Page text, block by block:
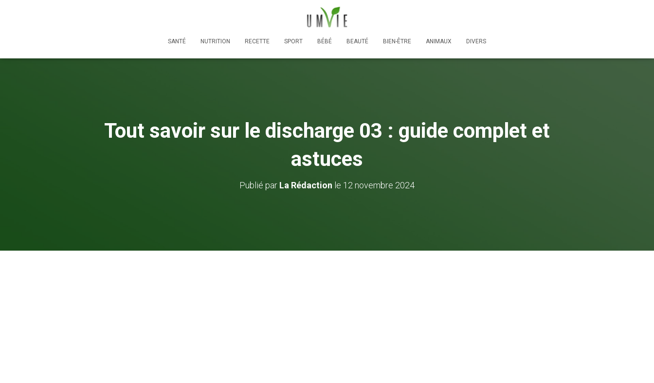
SANTÉ NUTRITION RECETTE SPORT BÉBÉ BEAUTÉ BIEN-ÊTRE ANIMAUX DIVERS
Tout savoir sur le discharge 03 : guide complet et
astuces
Publié par La Rédaction le 12 novembre 2024